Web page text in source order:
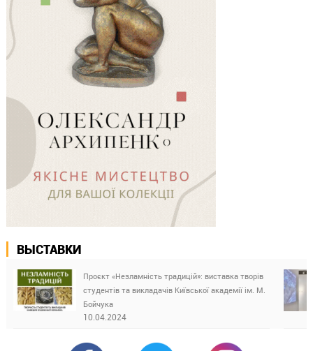
ВЫСТАВКИ
Проєкт «Незламність традицій»: виставка творів
студентів та викладачів Київської академії ім. М.
Бойчука
10.04.2024